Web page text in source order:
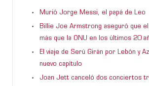
Murió Jorge Messi, el papá de Leo
Billie Joe Armstrong aseguró que el
más que la ONU en los últimos 20
El viaje de Serú Girán por Lebón y
nuevo capítulo
Joan Jett canceló dos conciertos